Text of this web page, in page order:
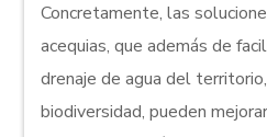
Concretamente, las
acequias, que además de
drenaje de agua del
biodiversidad, pueden